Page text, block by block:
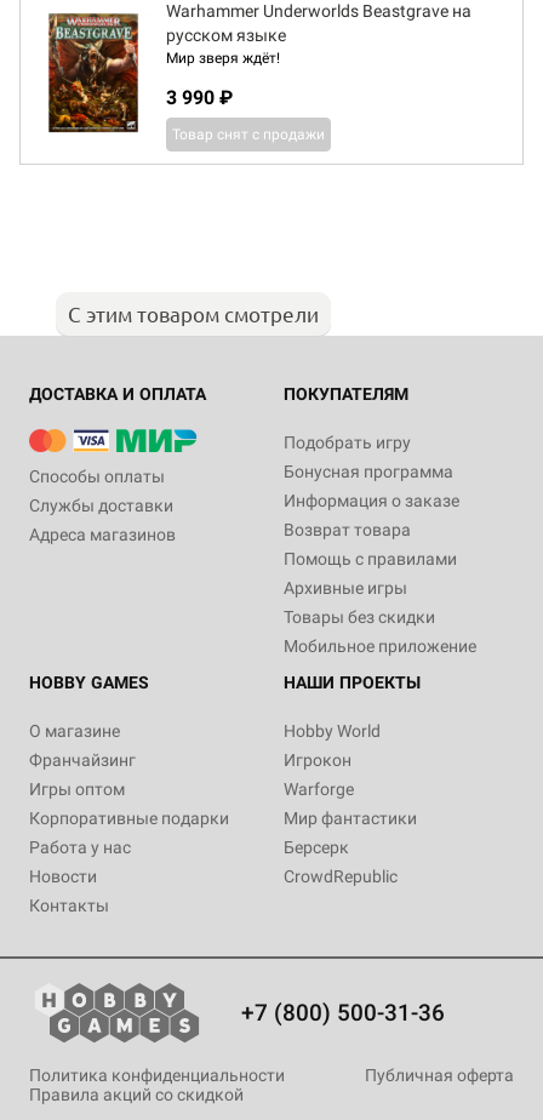
Warhammer Underworlds Beastgrave на
русском языке
Мир зверя ждёт!
3 990 ₽
Товар снят с продажи
С этим товаром смотрели
ДОСТАВКА И ОПЛАТА
Способы оплаты
Службы доставки
Адреса магазинов
ПОКУПАТЕЛЯМ
Подобрать игру
Бонусная программа
Информация о заказе
Возврат товара
Помощь с правилами
Архивные игры
Товары без скидки
Мобильное приложение
HOBBY GAMES
О магазине
Франчайзинг
Игры оптом
Корпоративные подарки
Работа у нас
Новости
Контакты
НАШИ ПРОЕКТЫ
Hobby World
Игрокон
Warforge
Мир фантастики
Берсерк
CrowdRepublic
+7 (800) 500-31-36
Политика конфиденциальности
Публичная оферта
Правила акций со скидкой